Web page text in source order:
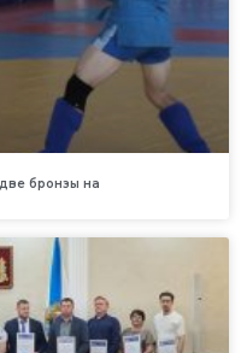
бронзы на